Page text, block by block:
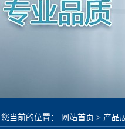
您当前的位置： 网站首页 > 产品